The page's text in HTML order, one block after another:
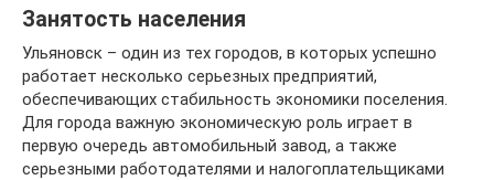
Занятость населения
Ульяновск – один из тех городов, в которых успешно
работает несколько серьезных предприятий,
обеспечивающих стабильность экономики поселения.
Для города важную экономическую роль играет в
первую очередь автомобильный завод, а также
серьезными работодателями и налогоплательщиками